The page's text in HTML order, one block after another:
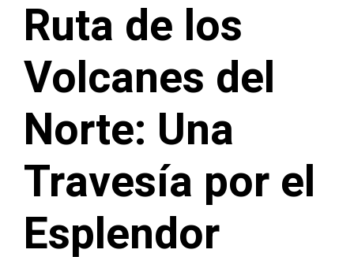
Ruta de los
Volcanes del
Norte: Una
Travesía por el
Esplendor